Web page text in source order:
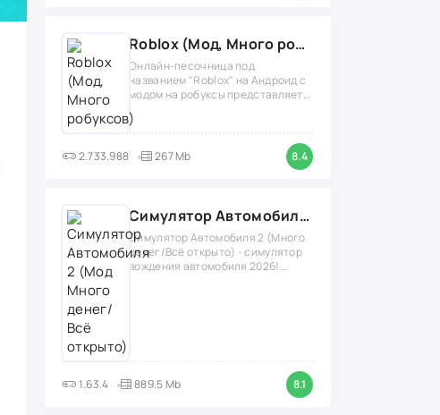
Roblox (Мод, Много робуксов)
Онлайн-песочница под
названием "Roblox" на Андроид с
модом на робуксы представляет
собой
2.733.988 267 Mb 8.4
Симулятор Автомобиля 2 (Мод Много денег/Всё открыто)
Симулятор Автомобиля 2 (Много
денег/Всё открыто) - симулятор
вождения автомобиля 2026!
1.63.4 889.5 Mb 8.1